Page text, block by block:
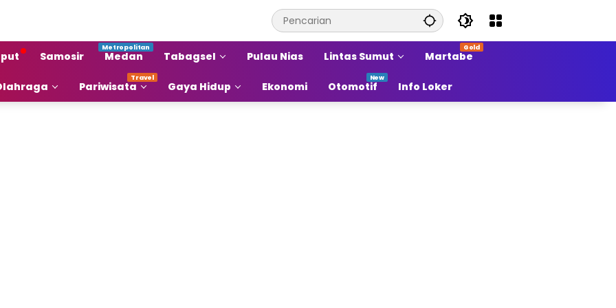
Samosir Medan Tabagsel Pulau Nias Lintas Sumut Martabe
Pariwisata Gaya Hidup Ekonomi Otomotif Info Loker